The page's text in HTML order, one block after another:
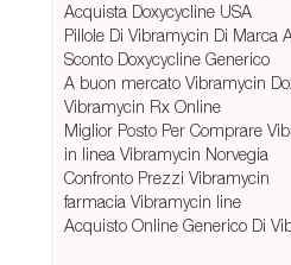
Acquista Doxycycline USA
Pillole Di Vibramycin Di Marca
Sconto Doxycycline Generico
A buon mercato Vibramycin
Vibramycin Rx Online
Miglior Posto Per Comprare
in linea Vibramycin Norvegia
Confronto Prezzi Vibramycin
farmacia Vibramycin line
Acquisto Online Generico Di